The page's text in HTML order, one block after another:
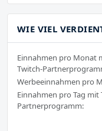
WIE VIEL
Einnahmen pro Monat
Twitch-
Werbeeinnahmen pro
Einnahmen pro Tag mit
Partnerprogramm: